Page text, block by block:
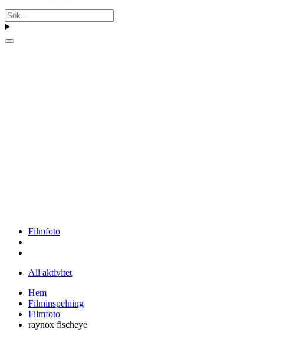
Filmfoto
All aktivitet
Hem
Filminspelning
Filmfoto
raynox fischeye